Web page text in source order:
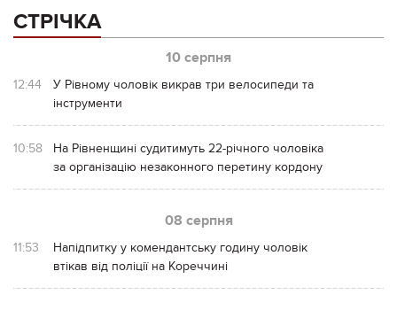
СТРІЧКА
10 серпня
12:44
У Рівному чоловік викрав три велосипеди та
інструменти
10:58
На Рівненщині судитимуть 22-річного чоловіка
за організацію незаконного перетину кордону
08 серпня
11:53
Напідпитку у комендантську годину чоловік
втікав від поліції на Кореччині